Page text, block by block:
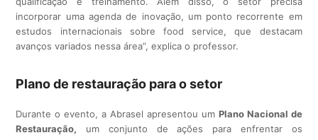
incorporar uma agenda de inovação, um ponto recorrente em
estudos internacionais sobre food service, que destacam
avanços variados nessa área”, explica o professor.
Plano de restauração para o setor
Durante o evento, a Abrasel apresentou um Plano Nacional de
Restauração, um conjunto de ações para enfrentar os